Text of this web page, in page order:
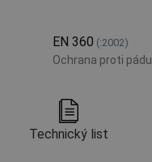
EN 360 (:2002)
Ochrana proti
Technický list